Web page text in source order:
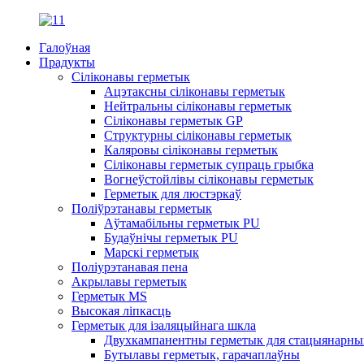
Галоўная
Прадукты
Сіліконавы герметык
Ацэтаксны сіліконавы герметык
Нейтральны сіліконавы герметык
Сіліконавы герметык GP
Структурны сіліконавы герметык
Каляровы сіліконавы герметык
Сіліконавы герметык супраць грыбка
Вогнеўстойлівы сіліконавы герметык
Герметык для люстэркаў
Поліўрэтанавы герметык
Аўтамабільны герметык PU
Будаўнічы герметык PU
Марскі герметык
Поліурэтанавая пена
Акрылавы герметык
Герметык MS
Высокая ліпкасць
Герметык для ізаляцыйнага шкла
Двухкампанентны герметык для
Бутылавы герметык, гарачаплаўны